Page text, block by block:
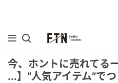
今、ホントに売れてる
...】“人気アイテム”で